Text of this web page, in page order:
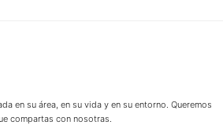
en su área, en su vida y en su entorno. Queremos
compartas con nosotras.